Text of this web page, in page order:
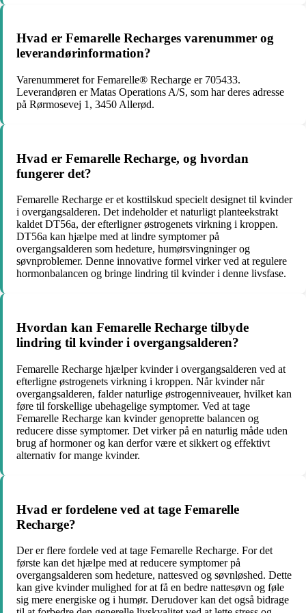
Hvad er Femarelle Recharges varenummer og
leverandørinformation?
Varenummeret for Femarelle® Recharge er 705433.
Leverandøren er Matas Operations A/S, som har deres adresse
på Rørmosevej 1, 3450 Allerød.
Hvad er Femarelle Recharge, og hvordan
fungerer det?
Femarelle Recharge er et kosttilskud specielt designet til kvinder
i overgangsalderen. Det indeholder et naturligt planteekstrakt
kaldet DT56a, der efterligner østrogenets virkning i kroppen.
DT56a kan hjælpe med at lindre symptomer på
overgangsalderen som hedeture, humørsvingninger og
søvnproblemer. Denne innovative formel virker ved at regulere
hormonbalancen og bringe lindring til kvinder i denne livsfase.
Hvordan kan Femarelle Recharge tilbyde
lindring til kvinder i overgangsalderen?
Femarelle Recharge hjælper kvinder i overgangsalderen ved at
efterligne østrogenets virkning i kroppen. Når kvinder når
overgangsalderen, falder naturlige østrogenniveauer, hvilket kan
føre til forskellige ubehagelige symptomer. Ved at tage
Femarelle Recharge kan kvinder genoprette balancen og
reducere disse symptomer. Det virker på en naturlig måde uden
brug af hormoner og kan derfor være et sikkert og effektivt
alternativ for mange kvinder.
Hvad er fordelene ved at tage Femarelle
Recharge?
Der er flere fordele ved at tage Femarelle Recharge. For det
første kan det hjælpe med at reducere symptomer på
overgangsalderen som hedeture, nattesved og søvnløshed. Dette
kan give kvinder mulighed for at få en bedre nattesøvn og føle
sig mere energiske og i humør. Derudover kan det også bidrage